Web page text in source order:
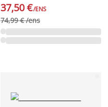
37,50 €/ENS
74,99 € /ens